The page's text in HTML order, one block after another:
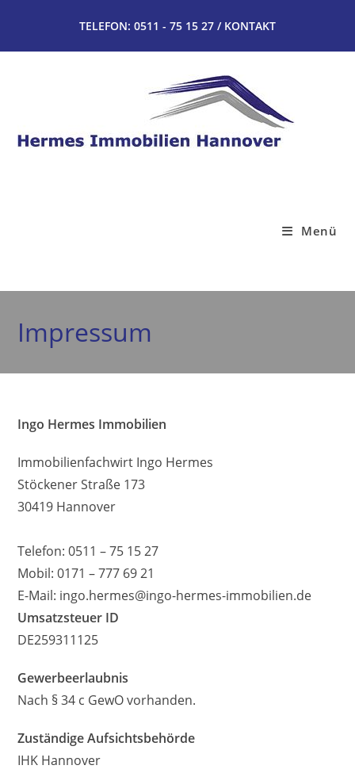
springen
TELEFON: 0511 - 75 15 27 / KONTAKT
Menü
Impressum
Ingo Hermes Immobilien
Immobilienfachwirt Ingo Hermes
Stöckener Straße 173
30419 Hannover
Telefon: 0511 – 75 15 27
Mobil: 0171 – 777 69 21
E-Mail: ingo.hermes@ingo-hermes-immobilien.de
Umsatzsteuer ID
DE259311125
Gewerbeerlaubnis
Nach § 34 c GewO vorhanden.
Zuständige Aufsichtsbehörde
IHK Hannover